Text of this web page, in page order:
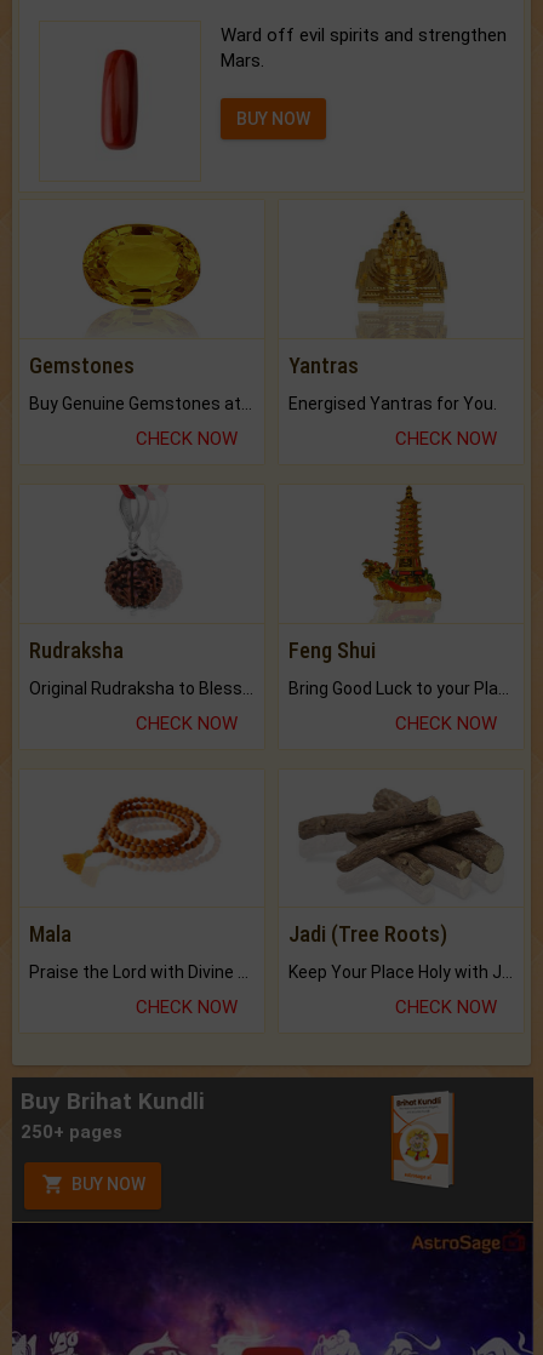
Ward off evil spirits and strengthen
Mars.
BUY NOW
Gemstones
CHECK NOW
Yantras
Energised Yantras for You.
CHECK NOW
Rudraksha
CHECK NOW
Feng Shui
CHECK NOW
Mala
Praise the Lord with Divine Energies of Mala.
CHECK NOW
Jadi (Tree Roots)
Keep Your Place Holy with Jadi.
CHECK NOW
Buy Brihat Kundli
250+ pages
BUY NOW